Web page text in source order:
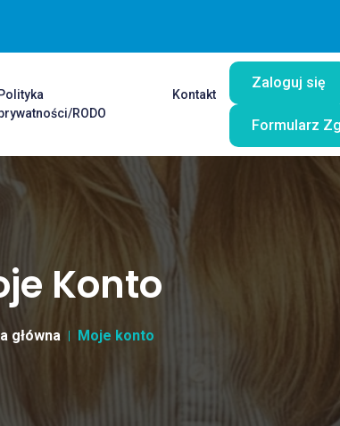
Polityka
RODO
Kontakt
Zaloguj się
Formularz
Konto
główna Moje konto